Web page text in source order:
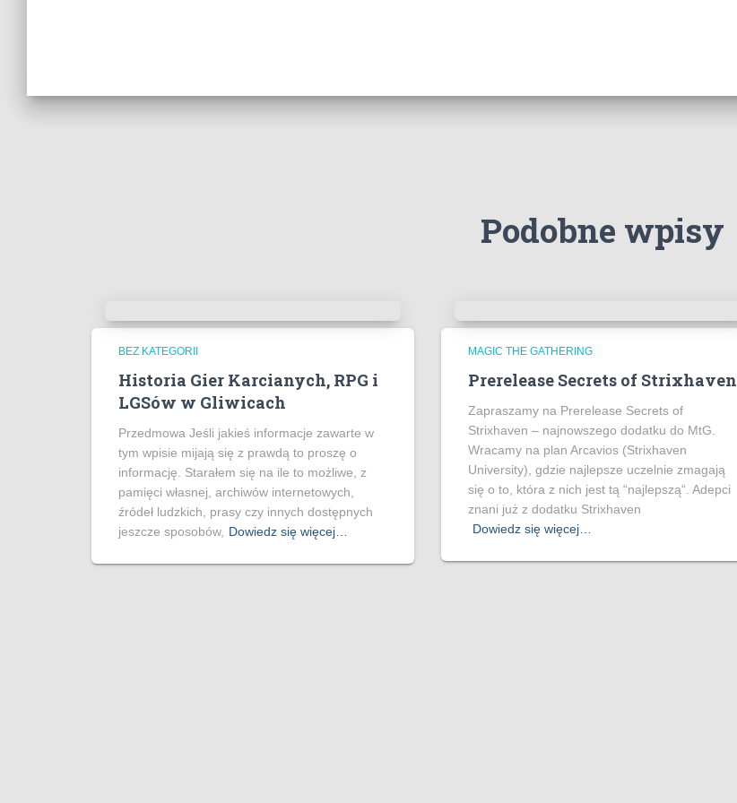
Podobne wpisy
BEZ KATEGORII
Historia Gier Karcianych, RPG i
LGSów w Gliwicach
Przedmowa Jeśli jakieś informacje zawarte w
tym wpisie mijają się z prawdą to proszę o
informację. Starałem się na ile to możliwe, z
pamięci własnej, archiwów internetowych,
źródeł ludzkich, prasy czy innych dostępnych
jeszcze sposobów, Dowiedz się więcej…
MAGIC THE GATHERING
Prerelease Secrets of Strixhaven
Zapraszamy na Prerelease Secrets of
Strixhaven – najnowszego dodatku do MtG.
Wracamy na plan Arcavios (Strixhaven
University), gdzie najlepsze uczelnie zmagają
się o to, która z nich jest tą “najlepszą“. Adepci
znani już z dodatku Strixhaven
Dowiedz się więcej…